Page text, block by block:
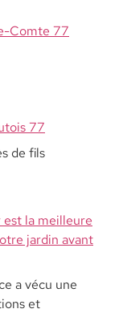
Comte 77
77
de fils
la meilleure
jardin avant
a vécu une
et